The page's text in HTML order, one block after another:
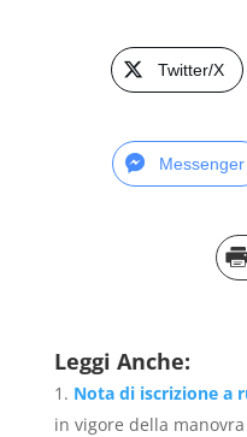
Twitter/X
Messenger
Leggi Anche:
Nota di iscrizione a
in vigore della